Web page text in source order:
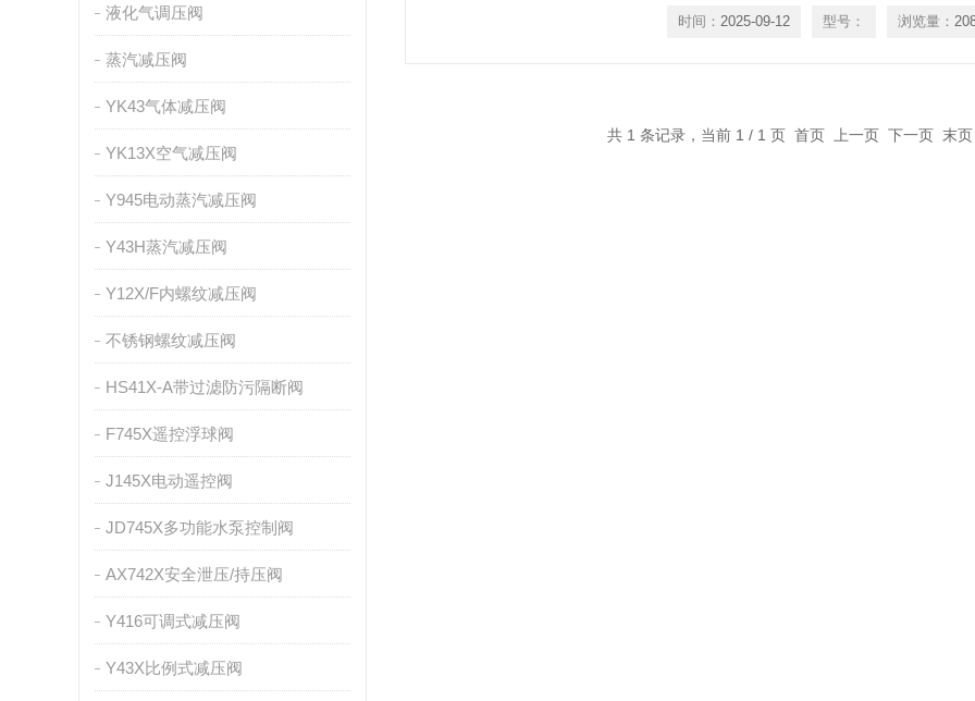
液化气调压阀
蒸汽减压阀
YK43气体减压阀
YK13X空气减压阀
Y945电动蒸汽减压阀
Y43H蒸汽减压阀
Y12X/F内螺纹减压阀
不锈钢螺纹减压阀
HS41X-A带过滤防污隔断阀
F745X遥控浮球阀
J145X电动遥控阀
JD745X多功能水泵控制阀
AX742X安全泄压/持压阀
Y416可调式减压阀
Y43X比例式减压阀
时间： 2025-09-12 型号： 浏览量：
共 1 条记录，当前 1 / 1 页 首页 上一页 下一页 末